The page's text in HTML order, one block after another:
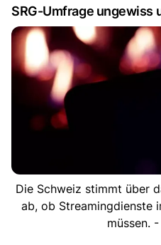
SRG-Umfrage ungewiss
Die Schweiz stimmt über
ab, ob Streamingdienste
müssen.